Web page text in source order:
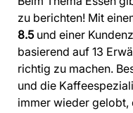
zu berichten! Mit
8.5und einer
basierend auf 13
richtig zu machen.
und die
immer wieder gelobt,